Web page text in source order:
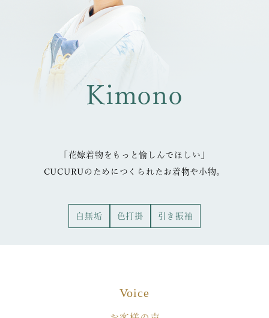
Kimono
「花嫁着物をもっと愉しんでほしい」
CUCURUのためにつくられたお着物や小物。
白無垢 色打掛 引き振袖
Voice